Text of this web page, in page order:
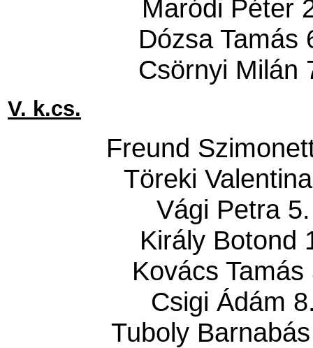
Maródi Péter
Dózsa Tamás
Csörnyi Milán
V. k.cs.
Freund
Töreki
Vági Petra
Király Botond
Kovács
Csigi Ádám
Tuboly